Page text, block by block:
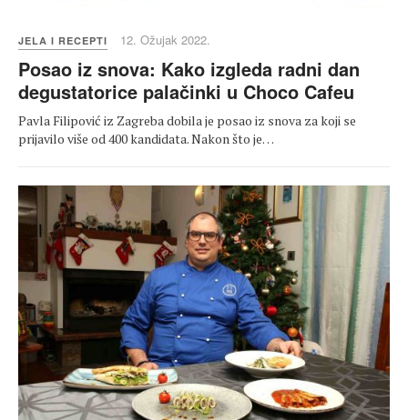
JELA I RECEPTI 12. Ožujak 2022.
Posao iz snova: Kako izgleda radni dan
degustatorice palačinki u Choco Cafeu
Pavla Filipović iz Zagreba dobila je posao iz snova za koji se
prijavilo više od 400 kandidata. Nakon što je…